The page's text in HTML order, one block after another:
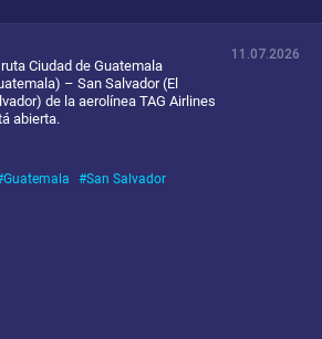
11.07.2026
Ciudad de Guatemala
– San Salvador (El
de la aerolínea TAG Airlines
abierta.
Guatemala San Salvador